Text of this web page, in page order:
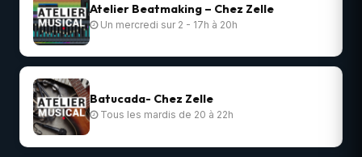
Atelier Beatmaking – Chez Zelle
Un mercredi sur 2 - 17h à 20h
Batucada- Chez Zelle
Tous les mardis de 20 à 22h